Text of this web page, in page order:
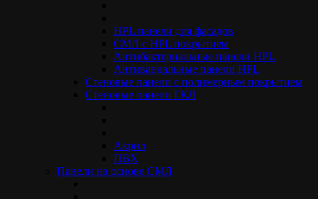
HPL панели для фасадов
СМЛ с HPL покрытием
Антибактериальные панели HPL
Антивандальные панели HPL
Cтеновые панели с полимерным покрытием
Стеновые панели ГКЛ
Акрил
ПВХ
Панели на основе СМЛ
Медицинские СМЛ панели для стен операционных и больниц
должны соответствовать самым высоким требования качества
и эксплуатационным параметрам:
совместимость с дезинфектантами, устойчивость к
химическому воздействию;
соответствие пожарным нормам.